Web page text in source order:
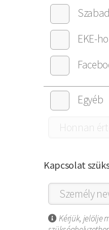
EKE-
Egyéb
Kapcsolat
Kérjük, jelölje